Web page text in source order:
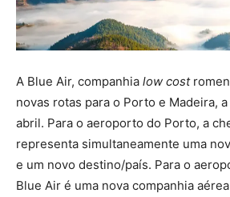
A Blue Air, companhia low cost
novas rotas para o Porto e Madeira,
abril. Para o aeroporto do Porto, a
representa simultaneamente uma
e um novo destino/país. Para o
Blue Air é uma nova companhia